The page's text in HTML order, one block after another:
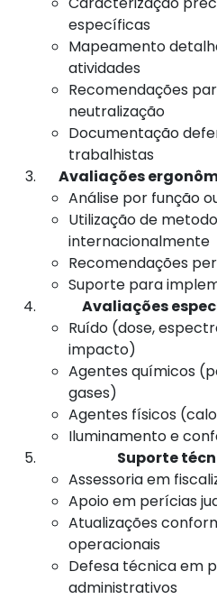
específicas
Mapeamento
atividades
Recomendações
neutralização
Documentação
trabalhistas
Avaliações
Análise por função
Utilização de
internacionalmente
Recomendações
Suporte para
Avaliações
Ruído (dose,
impacto)
Agentes químicos
gases)
Agentes físicos
Iluminamento e
Suporte
Assessoria em
Apoio em perícias
Atualizações
operacionais
Defesa técnica em
administrativos